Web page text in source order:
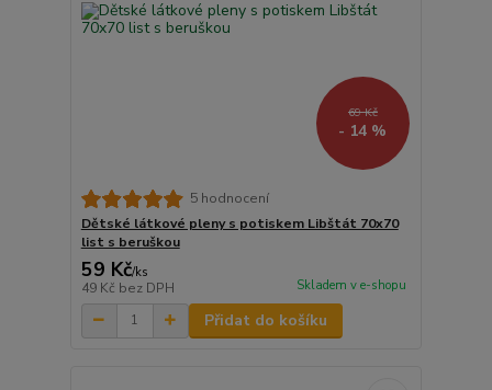
69 Kč
- 14 %
5 hodnocení
Dětské látkové pleny s potiskem Libštát 70x70
list s beruškou
59 Kč/ks
49 Kč bez DPH Skladem v e-shopu
Přidat do košíku